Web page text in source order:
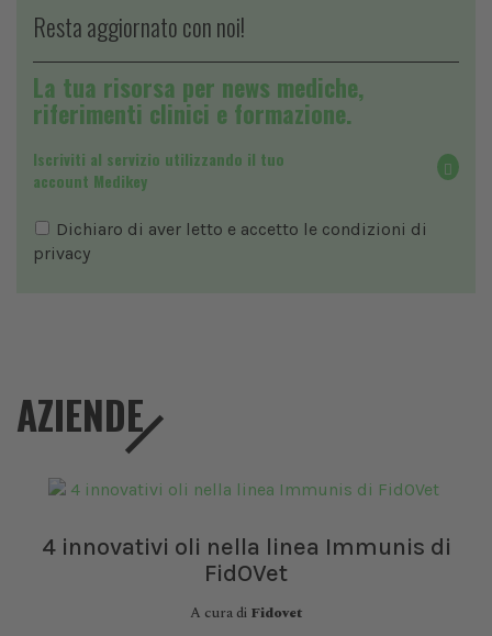
Resta aggiornato con noi!
La tua risorsa per news mediche,
riferimenti clinici e formazione.
Iscriviti al servizio utilizzando il tuo
account Medikey
Dichiaro di aver letto e accetto le condizioni di
privacy
AZIENDE
4 innovativi oli nella linea Immunis di
FidOVet
A cura di Fidovet